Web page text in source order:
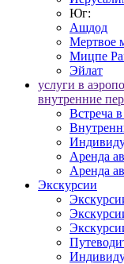
Юг:
Ашдод
Мертвое
Мицпе
Эйлат
услуги в
внутренние
Встреча
Аренда
Аренда
Экскурсии